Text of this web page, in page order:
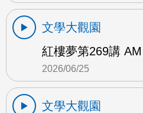
文學大觀園
紅樓夢第269講 AM
2026/06/25
文學大觀園